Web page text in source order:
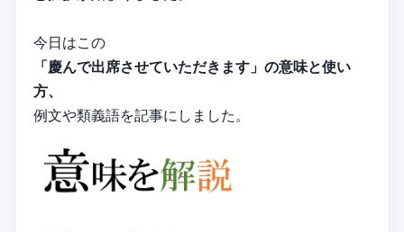
今日はこの
「慶んで出席させていただきます」の意味と使い
方、
例文や類義語を記事にしました。